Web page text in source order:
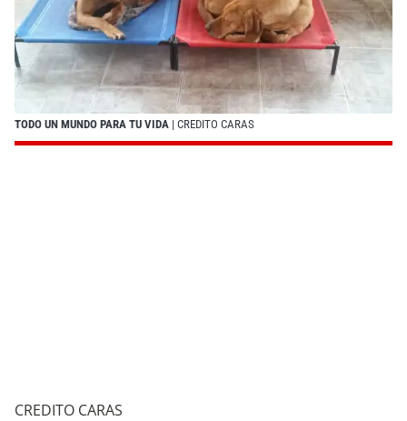
TODO UN MUNDO PARA TU VIDA | CREDITO CARAS
CREDITO CARAS